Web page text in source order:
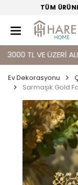
TÜM
TL VE ÜZERİ
Ev Dekorasyonu
Sarmaşık Gold